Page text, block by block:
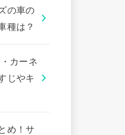
の車の
種は？
カーネ
じやキ
め！サ